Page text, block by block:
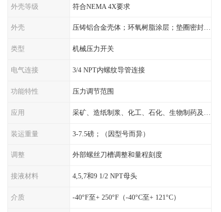
外壳等级 符合NEMA 4X要求
外壳 压铸铝合金壳体；环氧树脂涂层；垫圈密封；卡紧螺丝
类型 机械压力开关
电气连接 3/4 NPT内螺纹导管连接
功能特性 压力调节范围
应用
装运重量 3-7.5磅；（因型号而异）
调整 外部螺丝刀槽调整和量程刻度
接液材料 4,5,7和9 1/2 NPT母头
介质 -40°F至+ 250°F（-40°C至+ 121°C）